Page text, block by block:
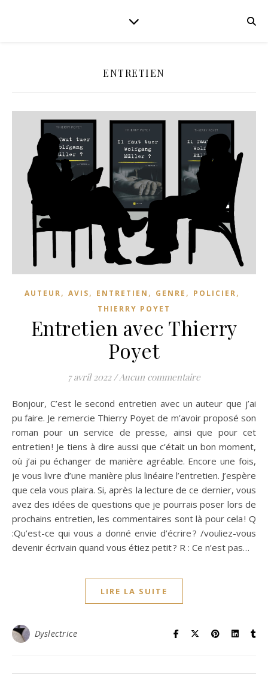
ENTRETIEN
AUTEUR, AVIS, ENTRETIEN , GENRE , POLICIER,
THIERRY POYET
Entretien avec Thierry
Poyet
7 avril 2022 / Aucun commentaire
Bonjour, C’est le second entretien avec un auteur que j’ai
pu faire. Je remercie Thierry Poyet de m’avoir proposé son
roman pour un service de presse, ainsi que pour cet
entretien ! Je tiens à dire aussi que c’était un bon moment,
où j’ai pu échanger de manière agréable. Encore une fois,
je vous livre d’une manière plus linéaire l’entretien. J’espère
que cela vous plaira. Si, après la lecture de ce dernier, vous
avez des idées de questions que je pourrais poser lors de
prochains entretien, les commentaires sont là pour cela ! Q
:Qu’est-ce qui vous a donné envie d’écrire ? /vouliez-vous
devenir écrivain quand vous étiez petit ? R : Ce n’est pas…
LIRE LA SUITE
Dyslectrice